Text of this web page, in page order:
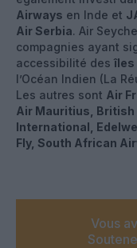
Airways en Inde et
Air Serbia. Air
compagnies ayant
accessibilité des îles
l’Océan Indien (La
Les autres sont Air
Air Mauritius, British
International,
Fly, South African
Vous